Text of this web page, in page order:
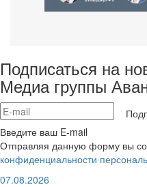
Подписаться на
Медиа группы
Введите ваш E-mail
Отправляя данную форму вы
конфиденциальности
07.08.2026